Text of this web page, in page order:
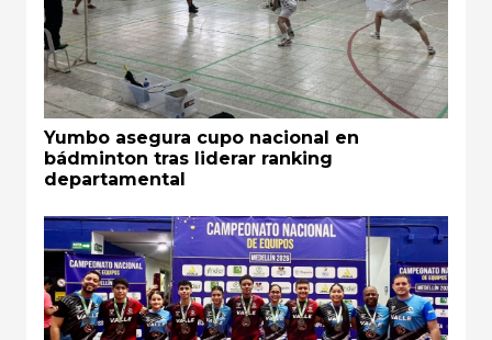
Yumbo asegura cupo nacional en
bádminton tras liderar ranking
departamental